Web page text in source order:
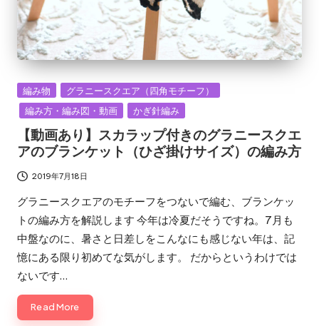
Posted
in
編み物
グラニースクエア（四角モチーフ）
編み方・編み図・動画
かぎ針編み
【動画あり】スカラップ付きのグラニースクエ
アのブランケット（ひざ掛けサイズ）の編み方
2019年7月18日
グラニースクエアのモチーフをつないで編む、ブランケッ
トの編み方を解説します 今年は冷夏だそうですね。7月も
中盤なのに、暑さと日差しをこんなにも感じない年は、記
憶にある限り初めてな気がします。 だからというわけでは
ないです…
Read More